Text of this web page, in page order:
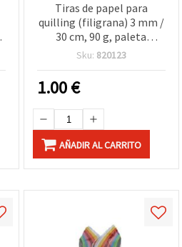
Tiras de papel para
quilling (filigrana) 3 mm /
30 cm, 90 g, paleta
amarillo-naranja, surtido
Sku: 820123
1.00€
AÑADIR AL CARRITO